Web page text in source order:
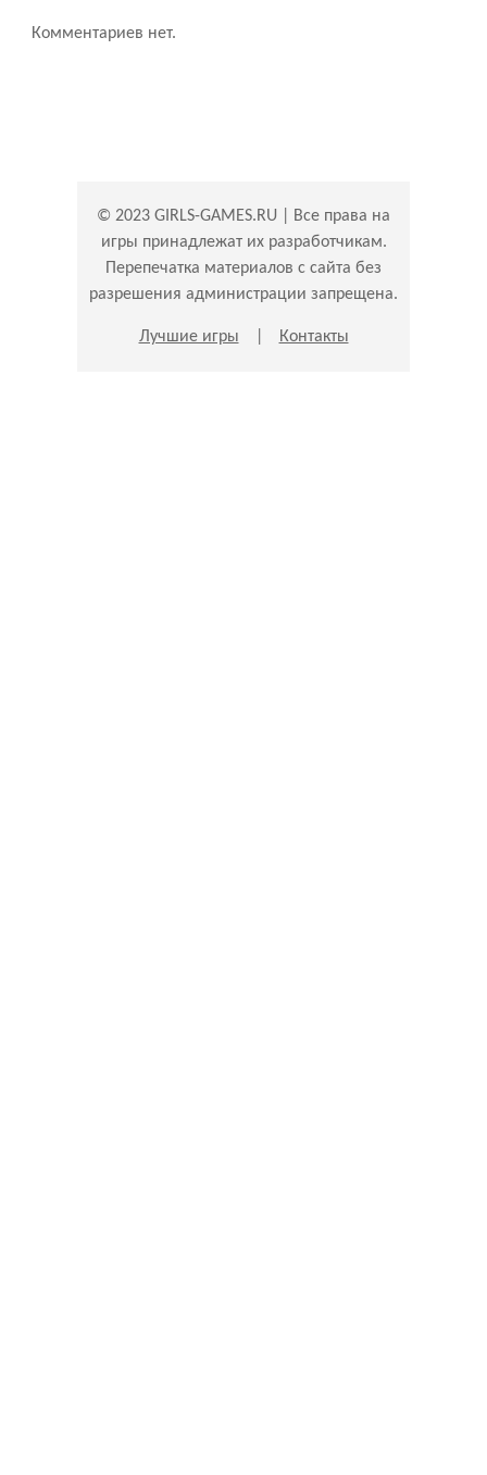
Комментариев нет.
© 2023 GIRLS-GAMES.RU | Все права на
игры принадлежат их разработчикам.
Перепечатка материалов с сайта без
разрешения администрации запрещена.
Лучшие игры Контакты